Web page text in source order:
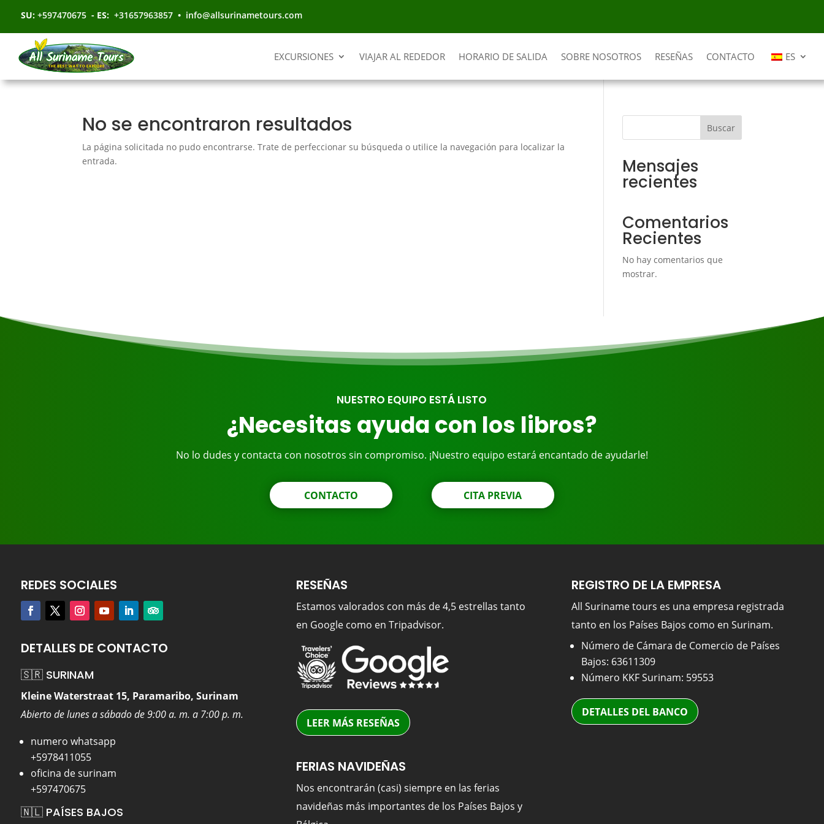
SU: +597470675- ES: +31657963857• info@allsurinametours.com
EXCURSIONES VIAJAR AL REDEDOR HORARIO DE SALIDA SOBRE NOSOTROS RESEÑAS CONTACTO ES
No se encontraron resultados
La página solicitada no pudo encontrarse. Trate de perfeccionar su búsqueda o utilice la navegación para localizar la
entrada.
Buscar
Mensajes
recientes
Comentarios
Recientes
No hay comentarios que
mostrar.
NUESTRO EQUIPO ESTÁ LISTO
¿Necesitas ayuda con los libros?
No lo dudes y contacta con nosotros sin compromiso. ¡Nuestro equipo estará encantado de ayudarle!
CONTACTO CITA PREVIA
REDES SOCIALES
DETALLES DE CONTACTO
🇸🇷 SURINAM
Kleine Waterstraat 15, Paramaribo, Surinam
Abierto de lunes a sábado de 9:00 a. m. a 7:00 p. m.
numero whatsapp
+5978411055
oficina de surinam
+597470675
🇳🇱 PAÍSES BAJOS
RESEÑAS
Estamos valorados con más de 4,5 estrellas tanto
en Google como en Tripadvisor.
LEER MÁS RESEÑAS
FERIAS NAVIDEÑAS
Nos encontrarán (casi) siempre en las ferias
navideñas más importantes de los Países Bajos y
REGISTRO DE LA EMPRESA
All Suriname tours es una empresa registrada
tanto en los Países Bajos como en Surinam.
Número de Cámara de Comercio de Países
Bajos: 63611309
Número KKF Surinam: 59553
DETALLES DEL BANCO